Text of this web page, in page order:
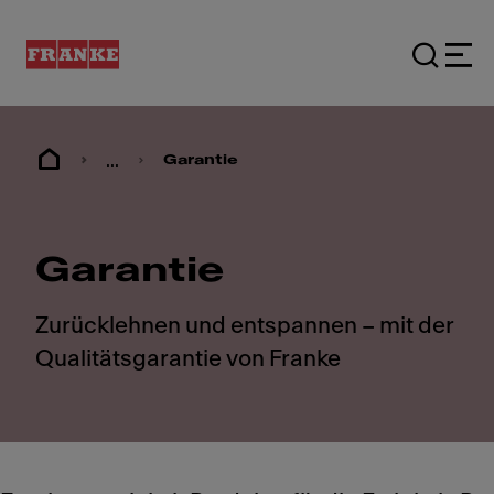
... Garantie
Garantie
Zurücklehnen und entspannen – mit der
Qualitätsgarantie von Franke